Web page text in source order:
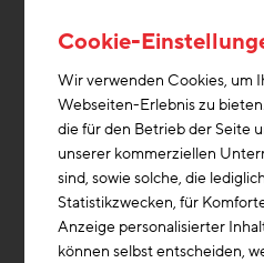
Beitrag
Der Green Deal
Nachlese
Bauen 2022
13.10.2022_So wird die
nachhaltig
Cookie-
Wir verwenden Cookies, um
Webseiten-Erlebnis zu
die für den Betrieb der Seite
unserer kommerziellen
sind, sowie solche, die
Statistikzwecken, für
Anzeige personalisierter
können selbst entscheiden,